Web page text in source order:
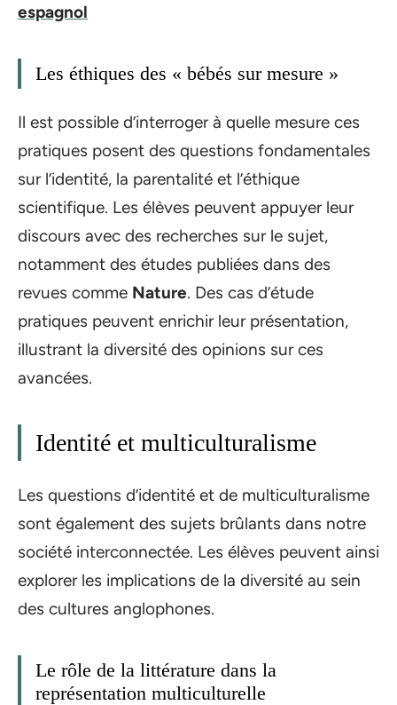
espagnol
Les éthiques des « bébés sur mesure »
Il est possible d’interroger à quelle mesure ces
pratiques posent des questions fondamentales
sur l’identité, la parentalité et l’éthique
scientifique. Les élèves peuvent appuyer leur
discours avec des recherches sur le sujet,
notamment des études publiées dans des
revues comme Nature. Des cas d’étude
pratiques peuvent enrichir leur présentation,
illustrant la diversité des opinions sur ces
avancées.
Identité et multiculturalisme
Les questions d’identité et de multiculturalisme
sont également des sujets brûlants dans notre
société interconnectée. Les élèves peuvent ainsi
explorer les implications de la diversité au sein
des cultures anglophones.
Le rôle de la littérature dans la
représentation multiculturelle